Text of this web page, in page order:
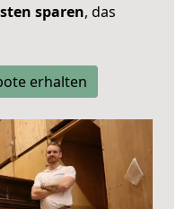
sparen, das
erhalten